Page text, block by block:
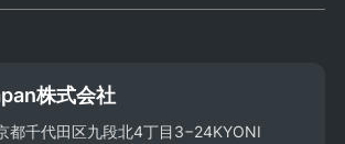
株式会社
都千代田区九段北4丁目3−24KYONI